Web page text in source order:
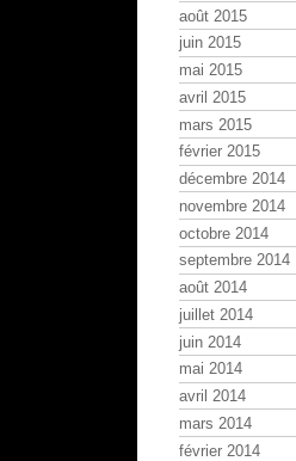
août 2015
juin 2015
mai 2015
avril 2015
mars 2015
février 2015
décembre 2014
novembre 2014
octobre 2014
septembre 2014
août 2014
juillet 2014
juin 2014
mai 2014
avril 2014
mars 2014
février 2014